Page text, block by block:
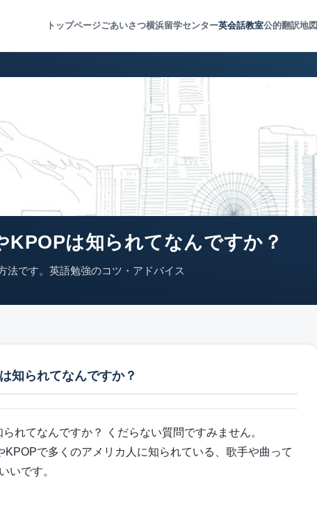
トップページごあいさつ横浜留学センター英会話教室公的翻訳地図
KPOPは知られてなんですか？
法です。英語勉強のコツ・アドバイス
知られてなんですか？
れてなんですか？ くだらない質問ですみません。
で多くのアメリカ人に知られている、歌手や曲って
いです。